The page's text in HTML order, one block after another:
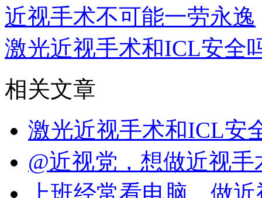
近视手术不可能一劳永逸
激光近视手术和ICL安全
相关文章
激光近视手术和ICL安
@近视党，想做近视